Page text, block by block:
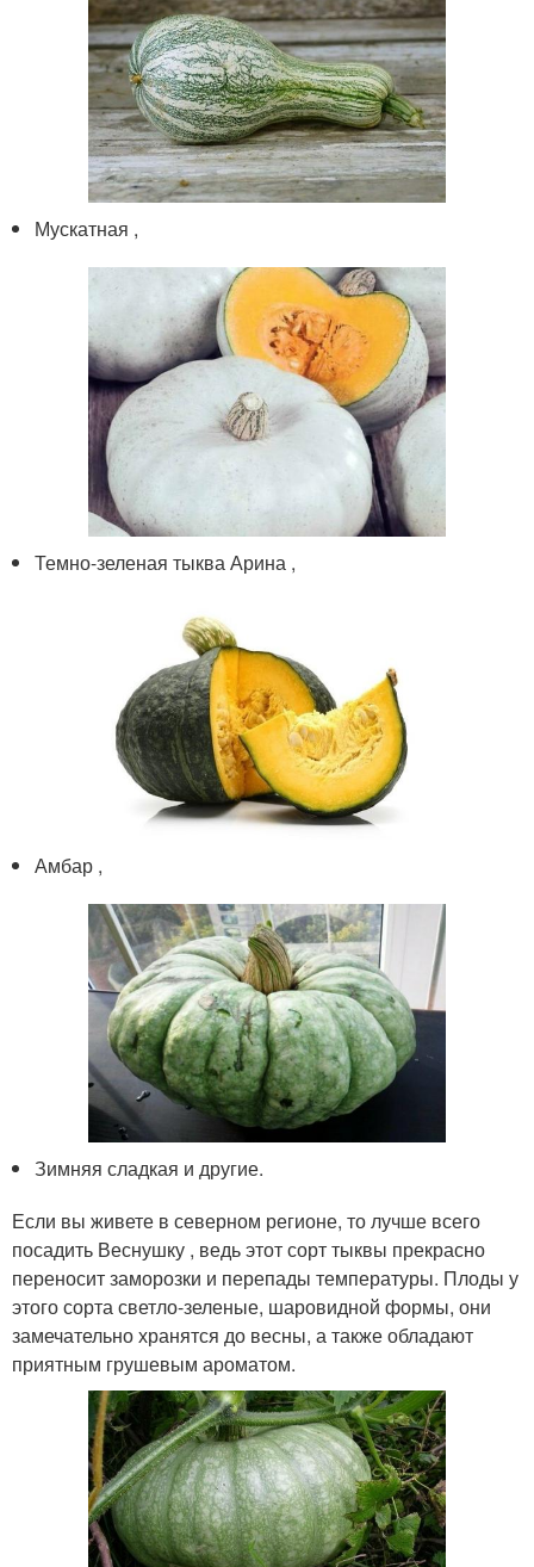
Мускатная ,
Темно-зеленая тыква Арина ,
Амбар ,
Зимняя сладкая и другие.
Если вы живете в северном регионе, то лучше всего
посадить Веснушку , ведь этот сорт тыквы прекрасно
переносит заморозки и перепады температуры. Плоды у
этого сорта светло-зеленые, шаровидной формы, они
замечательно хранятся до весны, а также обладают
приятным грушевым ароматом.